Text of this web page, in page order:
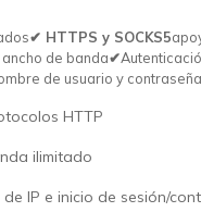
✔ HTTPS y SOCKS5
de banda✔
de usuario y contraseña
HTTP
ilimitado
IP e inicio de sesión/